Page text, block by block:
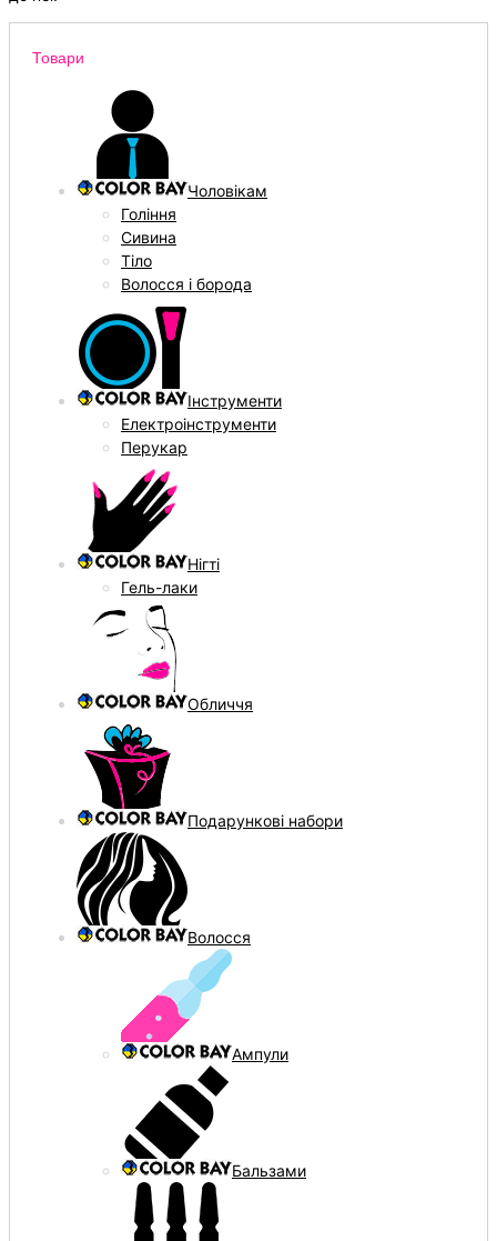
Товари
Чоловікам
Гоління
Сивина
Тіло
Волосся і борода
Інструменти
Електроінструменти
Перукар
Нігті
Гель-лаки
Обличчя
Подарункові набори
Волосся
Ампули
Бальзами